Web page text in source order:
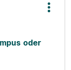
oder